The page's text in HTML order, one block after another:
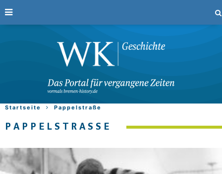
Startseite Pappelstraße
PAPPELSTRASSE